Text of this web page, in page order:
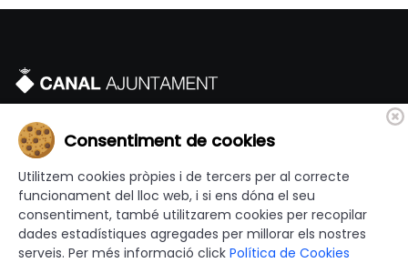
Donem visibilitat a les actuacions que es fan des dels
ajuntaments de Catalunya i Comuns d'Andorra. Si ets
Ajuntament posa't en contacte amb la nostra redacció i activa
la teva Sala de Premsa.
Consentiment de cookies
Utilitzem cookies pròpies i de tercers per al correcte
funcionament del lloc web, i si ens dóna el seu
consentiment, també utilitzarem cookies per recopilar
dades estadístiques agregades per millorar els nostres
serveis. Per més informació click Política de Cookies